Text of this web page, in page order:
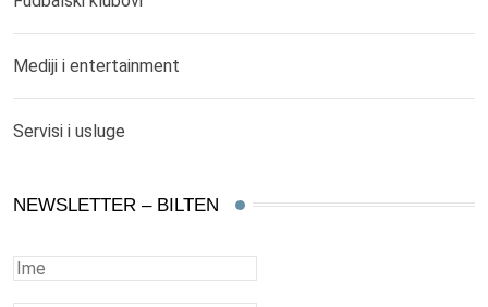
Mediji i entertainment
Servisi i usluge
NEWSLETTER – BILTEN